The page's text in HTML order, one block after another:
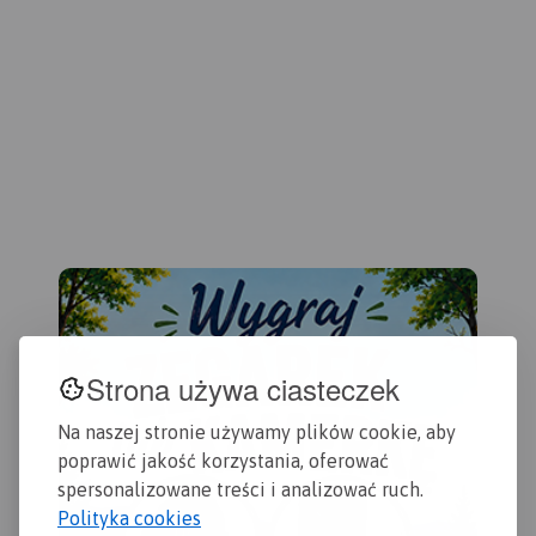
Strona używa ciasteczek
Na naszej stronie używamy plików cookie, aby
poprawić jakość korzystania, oferować
spersonalizowane treści i analizować ruch.
Polityka cookies